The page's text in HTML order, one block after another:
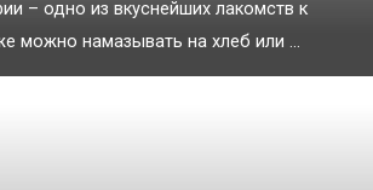
– одно из вкуснейших лакомств к
можно намазывать на хлеб или ...